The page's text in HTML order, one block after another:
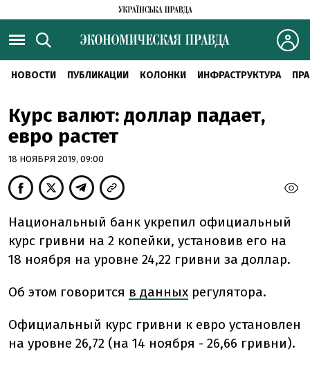
НОВОСТИ ПУБЛИКАЦИИ КОЛОНКИ ИНФРАСТРУКТУРА
Курс валют: доллар падает,
евро растет
18 НОЯБРЯ 2019, 09:00
Национальный банк укрепил официальный
курс гривни на 2 копейки, установив его на
18 ноября на уровне 24,22 гривни за доллар.
Об этом говорится в данных регулятора.
Официальный курс гривни к евро установлен
на уровне 26,72 (на 14 ноября - 26,66 гривни).